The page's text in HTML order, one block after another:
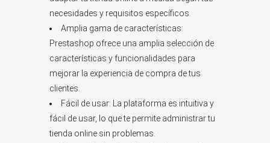
necesidades y requisitos específicos.
Amplia gama de características:
Prestashop ofrece una amplia selección de
características y funcionalidades para
mejorar la experiencia de compra de tus
clientes.
Fácil de usar: La plataforma es intuitiva y
fácil de usar, lo que te permite administrar tu
tienda online sin problemas.